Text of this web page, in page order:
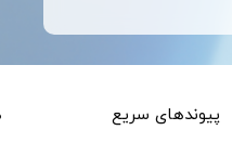
پیوند‌های سریع